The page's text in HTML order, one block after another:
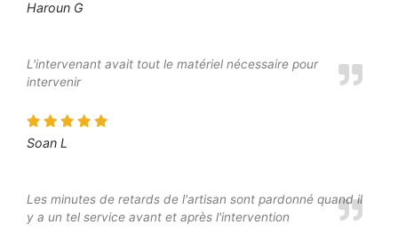
Haroun G
L'intervenant avait tout le matériel nécessaire pour
intervenir
Soan L
Les minutes de retards de l'artisan sont pardonné quand il
y a un tel service avant et après l'intervention